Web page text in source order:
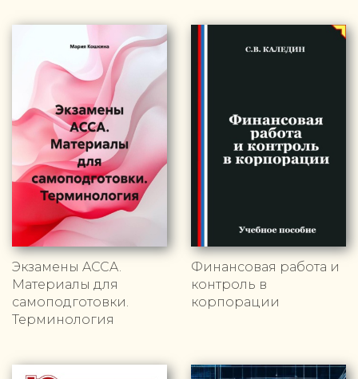
Экзамены ACCA.
Материалы для
самоподготовки.
Терминология
Финансовая работа и
контроль в
корпорации